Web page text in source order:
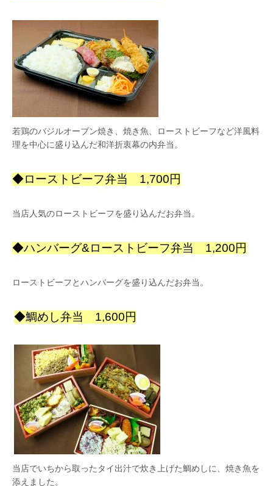
若鶏のバジルオーブン焼き、焼き魚、ローストビーフなど洋風料
理を中心に盛り込んだ和洋折衷幕の内弁当。
◆ローストビーフ弁当 1,700円
当店人気のローストビーフを盛り込んだお弁当。
◆ハンバーグ&ローストビーフ弁当 1,200円
ローストビーフとハンバーグを盛り込んだお弁当。
◆鯛めし弁当 1,600円
当店でいちから取ったタイ出汁で炊き上げた鯛めしに、焼き魚を
添えました。